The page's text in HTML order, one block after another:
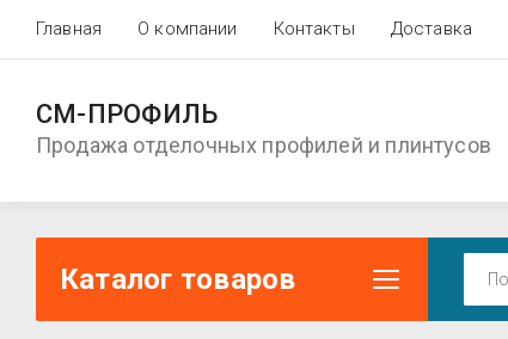
Главная О компании Контакты Доставка
СМ-ПРОФИЛЬ
Продажа отделочных профилей и плинтусов
Каталог товаров